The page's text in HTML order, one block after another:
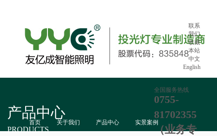
联系
我们
收藏
本站
中文
English
全国服务热线
0755-
81702355
（业务专
首页 关于我们 产品中心 实景案例
产品中心
PRODUCTS